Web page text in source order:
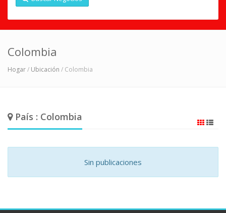
Colombia
Hogar/ Ubicación / Colombia
País : Colombia
Sin publicaciones